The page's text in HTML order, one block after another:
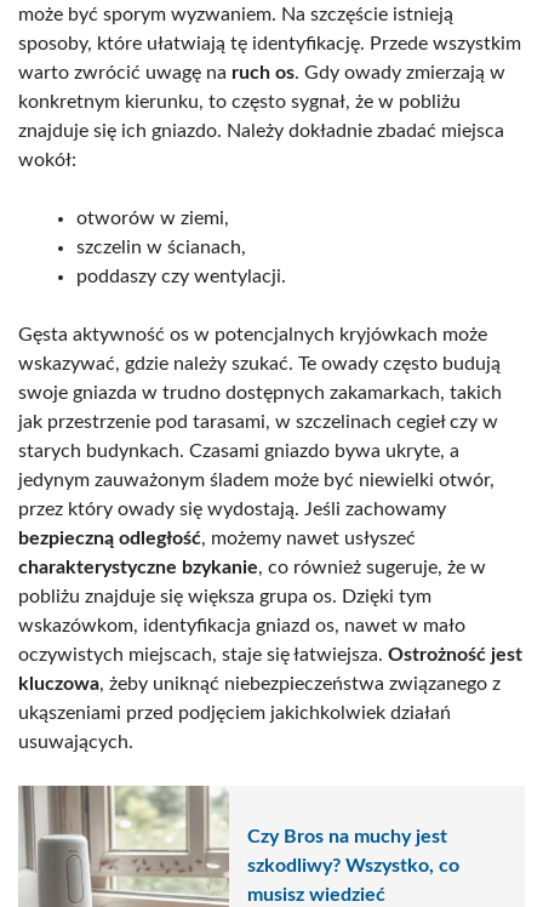
może być sporym wyzwaniem. Na szczęście istnieją
sposoby, które ułatwiają tę identyfikację. Przede wszystkim
warto zwrócić uwagę na ruch os. Gdy owady zmierzają w
konkretnym kierunku, to często sygnał, że w pobliżu
znajduje się ich gniazdo. Należy dokładnie zbadać miejsca
wokół:
otworów w ziemi,
szczelin w ścianach,
poddaszy czy wentylacji.
Gęsta aktywność os w potencjalnych kryjówkach może
wskazywać, gdzie należy szukać. Te owady często budują
swoje gniazda w trudno dostępnych zakamarkach, takich
jak przestrzenie pod tarasami, w szczelinach cegieł czy w
starych budynkach. Czasami gniazdo bywa ukryte, a
jedynym zauważonym śladem może być niewielki otwór,
przez który owady się wydostają. Jeśli zachowamy
bezpieczną odległość, możemy nawet usłyszeć
charakterystyczne bzykanie, co również sugeruje, że w
pobliżu znajduje się większa grupa os. Dzięki tym
wskazówkom, identyfikacja gniazd os, nawet w mało
oczywistych miejscach, staje się łatwiejsza. Ostrożność jest
kluczowa, żeby uniknąć niebezpieczeństwa związanego z
ukąszeniami przed podjęciem jakichkolwiek działań
usuwających.
Czy Bros na muchy jest
szkodliwy? Wszystko, co
musisz wiedzieć